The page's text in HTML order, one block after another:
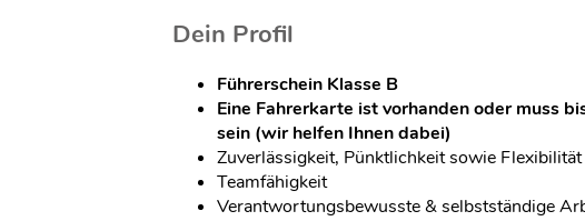
Dein Profil
Führerschein Klasse B
Eine Fahrerkarte ist vorhanden oder muss
sein (wir helfen Ihnen dabei)
Zuverlässigkeit, Pünktlichkeit sowie Flexibilität
Teamfähigkeit
Verantwortungsbewusste & selbstständige